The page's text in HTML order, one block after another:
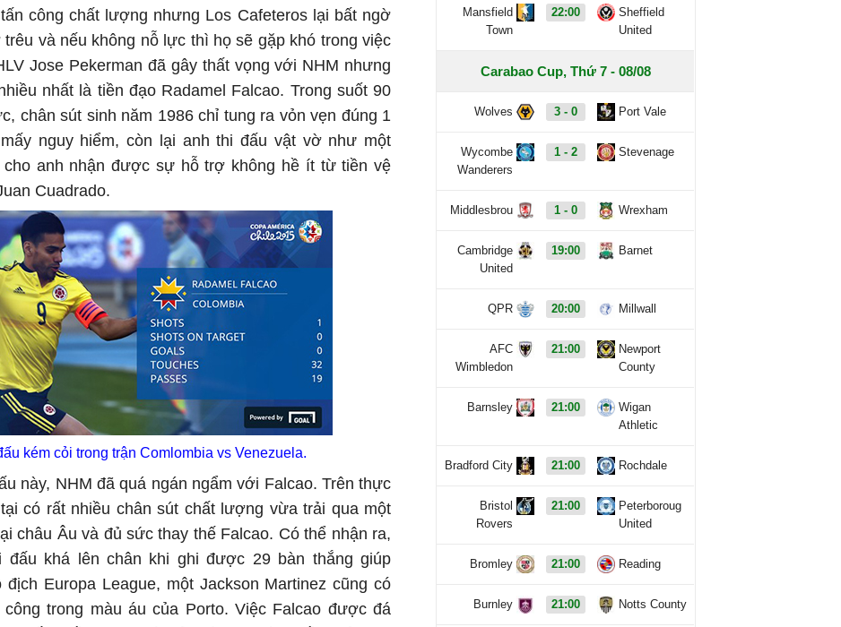
công chất lượng nhưng Los Cafeteros lại bất ngờ
và nếu không nỗ lực thì họ sẽ gặp khó trong việc
Jose Pekerman đã gây thất vọng với NHM nhưng
nhất là tiền đạo Radamel Falcao. Trong suốt 90
chân sút sinh năm 1986 chỉ tung ra vỏn vẹn đúng 1
nguy hiểm, còn lại anh thi đấu vật vờ như một
cho anh nhận được sự hỗ trợ không hề ít từ tiền vệ
Cuadrado.
kém cỏi trong trận Comlombia vs Venezuela.
này, NHM đã quá ngán ngẩm với Falcao. Trên thực
có rất nhiều chân sút chất lượng vừa trải qua một
châu Âu và đủ sức thay thế Falcao. Có thể nhận ra,
đấu khá lên chân khi ghi được 29 bàn thắng giúp
Europa League, một Jackson Martinez cũng có
trong màu áu của Porto. Việc Falcao được đá
Mansfield
Town
22:00
Sheffield
United
Carabao Cup, Thứ 7 - 08/08
Wolves 3 - 0 Port Vale
Wycombe
Wanderers
1 - 2 Stevenage
Middlesbrou 1 - 0 Wrexham
Cambridge
United
19:00 Barnet
QPR 20:00 Millwall
AFC
Wimbledon
21:00
Newport
County
Barnsley 21:00
Wigan
Athletic
Bradford City 21:00 Rochdale
Bristol
Rovers
21:00
Peterboroug
United
Bromley 21:00 Reading
Burnley 21:00 Notts County